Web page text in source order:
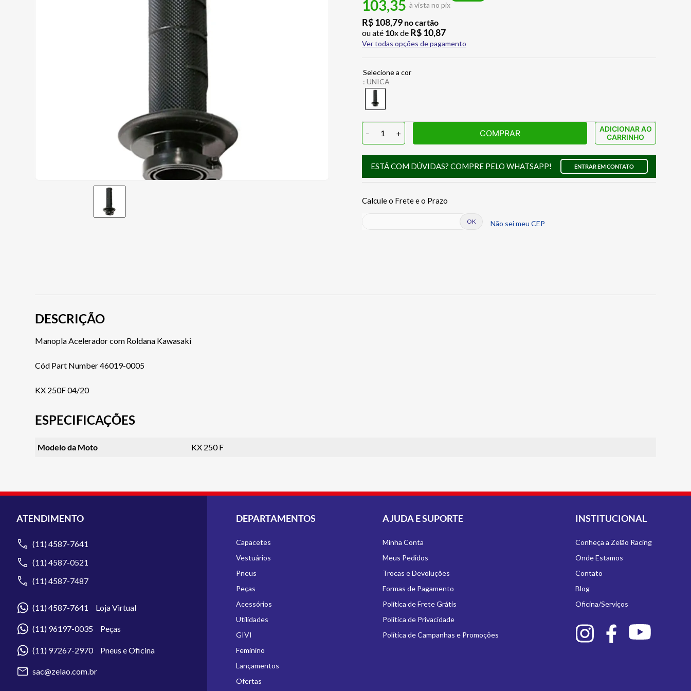
103,35 à vista no pix
R$108,79 no cartão
ou até 10x de R$10,87
Ver todas opções de pagamento
: UNICA
- 1 + COMPRAR
ADICIONAR AO
CARRINHO
ESTÁ COM DÚVIDAS? COMPRE PELO WHATSAPP! ENTRAR EM CONTATO
Não sei meu CEP
DESCRIÇÃO
Manopla Acelerador com Roldana Kawasaki
Cód Part Number 46019-0005
KX 250F 04/20
ESPECIFICAÇÕES
Modelo da Moto KX 250 F
ATENDIMENTO
(11) 4587-7641
(11) 4587-0521
(11) 4587-7487
(11) 4587-7641 Loja Virtual
(11) 96197-0035 Peças
(11) 97267-2970 Pneus e Oficina
sac@zelao.com.br
DEPARTAMENTOS
Capacetes
Vestuários
Pneus
Peças
Acessórios
Utilidades
GIVI
Feminino
Lançamentos
Ofertas
AJUDA E SUPORTE
Minha Conta
Meus Pedidos
Trocas e Devoluções
Formas de Pagamento
Política de Frete Grátis
Política de Privacidade
Política de Campanhas e Promoções
INSTITUCIONAL
Conheça a Zelão Racing
Onde Estamos
Contato
Blog
Oficina/Serviços